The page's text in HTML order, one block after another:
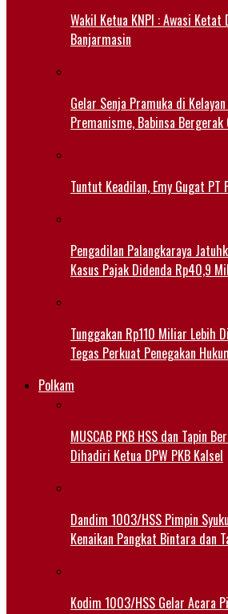
Wakil Ketua KNPI : Awasi
Banjarmasin
Gelar Senja Pramuka di
Premanisme, Babinsa
Tuntut Keadilan, Emy Gugat PT
Pengadilan Palangkaraya
Kasus Pajak Didenda Rp40,9
Tunggakan Rp110 Miliar Lebih
Tegas Perkuat Penegakan
Polkam
MUSCAB PKB HSS dan Tapin
Dihadiri Ketua DPW PKB Kalsel
Dandim 1003/HSS Pimpin
Kenaikan Pangkat Bintara dan
Kodim 1003/HSS Gelar Acara